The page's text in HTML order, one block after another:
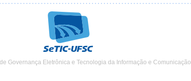
Governança Eletrônica e Tecnologia da Informação e Comunicação